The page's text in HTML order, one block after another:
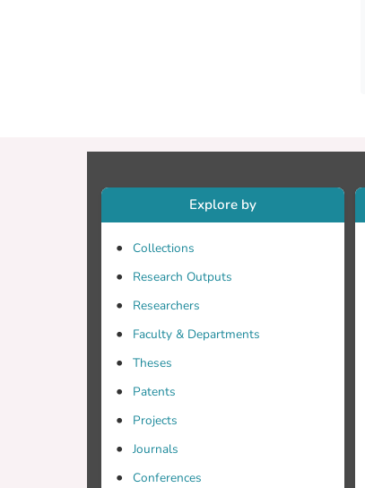
Explore by
Collections
Research Outputs
Researchers
Faculty & Departments
Theses
Patents
Projects
Journals
Conferences